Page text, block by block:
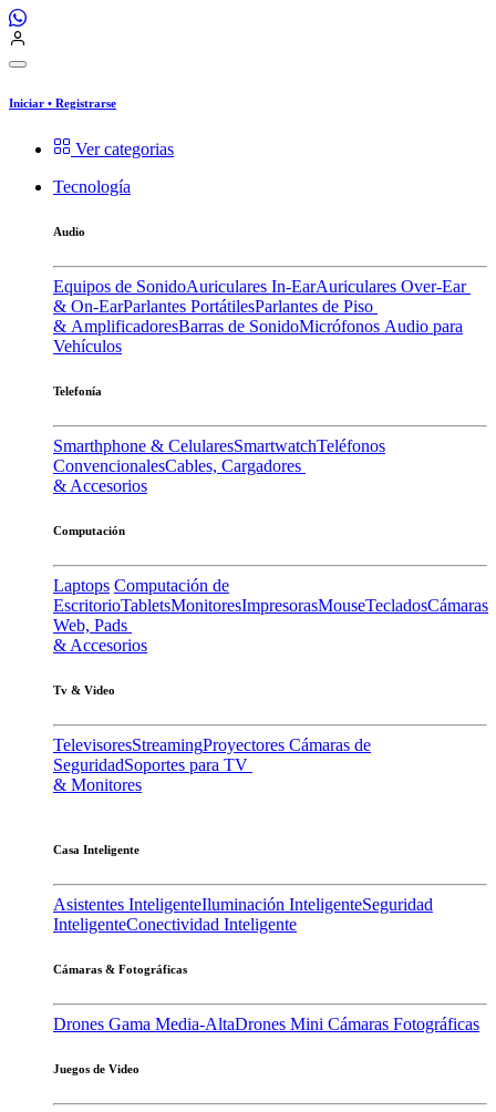
Iniciar • Registrarse
Ver categorias
Tecnología
Audio
Equipos de SonidoAuriculares In-EarAuriculares Over-Ear
& On-EarParlantes PortátilesParlantes de Piso
& AmplificadoresBarras de SonidoMicrófonos Audio para
Vehículos
Telefonía
Smarthphone & CelularesSmartwatchTeléfonos
ConvencionalesCables, Cargadores
& Accesorios
Computación
Laptops Computación de
EscritorioTabletsMonitoresImpresorasMouseTecladosCámaras
Web, Pads
& Accesorios
Tv & Video
TelevisoresStreamingProyectores Cámaras de
SeguridadSoportes para TV
& Monitores
Casa Inteligente
Asistentes InteligenteIluminación InteligenteSeguridad
InteligenteConectividad Inteligente
Cámaras & Fotográficas
Drones Gama Media-AltaDrones Mini Cámaras Fotográficas
Juegos de Video